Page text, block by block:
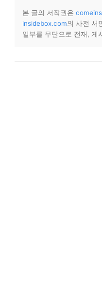
본 글의 저작권은
insidebox.com의 사전 서
일부를 무단으로 전재, 게